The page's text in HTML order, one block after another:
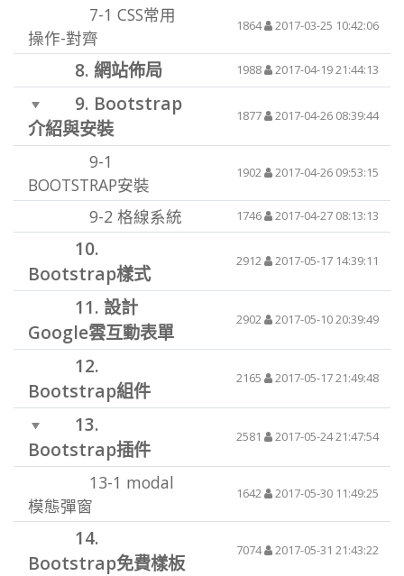
7-1CSS常用
操作-對齊
1864 2017-03-25 10:42:06
8. 網站佈局 1988 2017-04-19 21:44:13
9. Bootstrap
介紹與安裝
1877 2017-04-26 08:39:44
9-1
BOOTSTRAP安裝
1902 2017-04-26 09:53:15
9-2格線系統 1746 2017-04-27 08:13:13
10.
Bootstrap樣式
2912 2017-05-17 14:39:11
11. 設計
Google雲互動表單
2902 2017-05-10 20:39:49
12.
Bootstrap組件
2165 2017-05-17 21:49:48
13.
Bootstrap插件
2581 2017-05-24 21:47:54
13-1 modal
模態彈窗
1642 2017-05-30 11:49:25
14.
Bootstrap免費樣板
7074 2017-05-31 21:43:22